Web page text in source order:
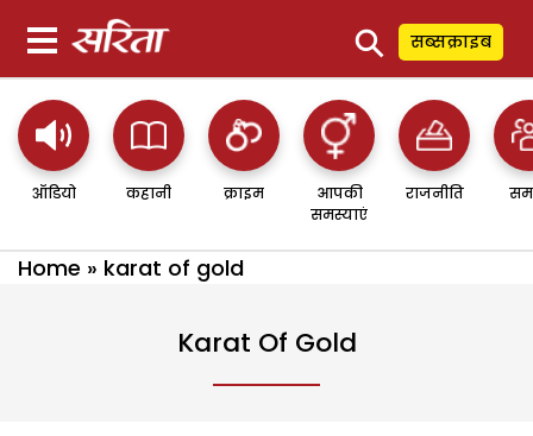
⚲ सब्सक्राइब
ऑडियो कहानी क्राइम
आपकी
समस्याएं
राजनीति
Home » karat of gold
Karat Of Gold